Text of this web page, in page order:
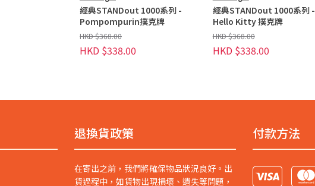
經典STANDout 1000系列 -
Pompompurin撲克牌
HKD $368.00
HKD $338.00
經典STANDout 1000系列 -
Hello Kitty 撲克牌
HKD $368.00
HKD $338.00
退換貨政策
在寄出之前，我們將確保物品狀況良好。出
貨過程中，如貨物出現損壞、遺失等問題，
付款方法